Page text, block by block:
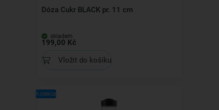
Dóza Cukr BLACK pr. 11 cm
skladem
199,00 Kč
Vložit do košíku
Kolekce